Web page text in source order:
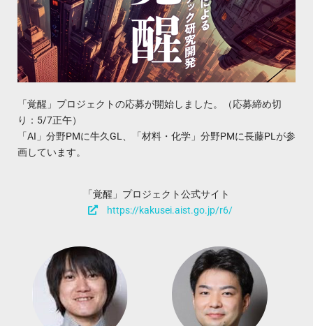
「覚醒」プロジェクトの応募が開始しました。（応募締め切
り：5/7正午）
「AI」分野PMに牛久GL、「材料・化学」分野PMに長藤PLが参
画しています。
「覚醒」プロジェクト公式サイト
https://kakusei.aist.go.jp/r6/